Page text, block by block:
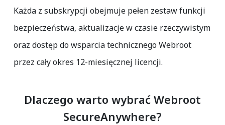
Każda z subskrypcji obejmuje pełen zestaw funkcji
bezpieczeństwa, aktualizacje w czasie rzeczywistym
oraz dostęp do wsparcia technicznego Webroot
przez cały okres 12-miesięcznej licencji.
Dlaczego warto wybrać Webroot
SecureAnywhere?